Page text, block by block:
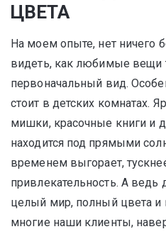
ЦВЕТА
На моем опыте, нет ничего
видеть, как любимые вещи
первоначальный вид.
стоит в детских
мишки, красочные книги и
находится под прямыми
временем выгорает,
привлекательность. А ведь
целый мир, полный цвета и
многие наши клиенты,